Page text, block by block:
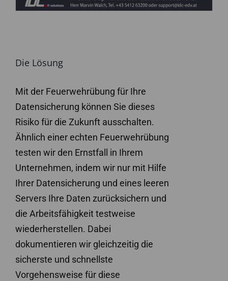
Die Lösung
Mit der Feuerwehrübung für Ihre
Datensicherung können Sie dieses
Risiko für die Zukunft ausschalten.
Ähnlich einer echten Feuerwehrübung
testen wir den Ernstfall in Ihrem
Unternehmen, indem wir nur mit Hilfe
Ihrer Datensicherung und eines leeren
Servers Ihre Daten zurücksichern und
die Arbeitsfähigkeit testweise
wiederherstellen. Dabei
dokumentieren wir gleichzeitig die
sicherste und schnellste
Vorgehensweise für diese